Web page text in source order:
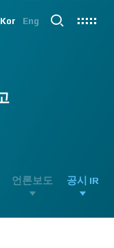
Kor Eng
언론보도 공시 IR